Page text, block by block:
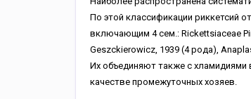
По этой классификации риккетсий
включающим 4 сем.: Rickettsiaceae
Geszckierowicz, 1939 (4 рода),
Их объединяют также с хламидиями
качестве промежуточных хозяев.